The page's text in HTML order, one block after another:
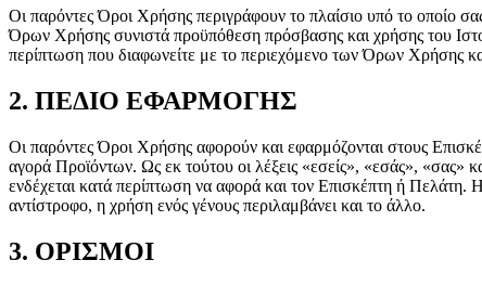
Οι παρόντες Όροι Χρήσης περιγράφουν το πλαίσιο υπό το οποίο
Όρων Χρήσης συνιστά προϋπόθεση πρόσβασης και χρήσης του
περίπτωση που διαφωνείτε με το περιεχόμενο των Όρων Χρήσης
2. ΠΕΔΙΟ ΕΦΑΡΜΟΓΗΣ
Οι παρόντες Όροι Χρήσης αφορούν και εφαρμόζονται στους
αγορά Προϊόντων. Ως εκ τούτου οι λέξεις «εσείς», «εσάς»,
ενδέχεται κατά περίπτωση να αφορά και τον Επισκέπτη ή Πελάτη.
αντίστροφο, η χρήση ενός γένους περιλαμβάνει και το άλλο.
3. ΟΡΙΣΜΟΙ